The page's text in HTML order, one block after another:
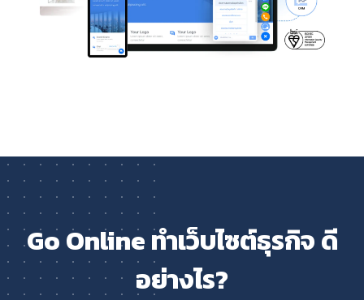
Go Online ทำเว็บไซต์ธุรกิจ ดี
อย่างไร?